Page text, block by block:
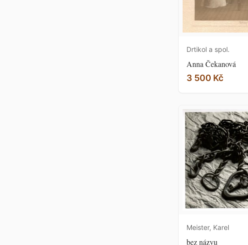
Drtikol a spol.
Anna Čekanová
3 500 Kč
Meister, Karel
bez názvu